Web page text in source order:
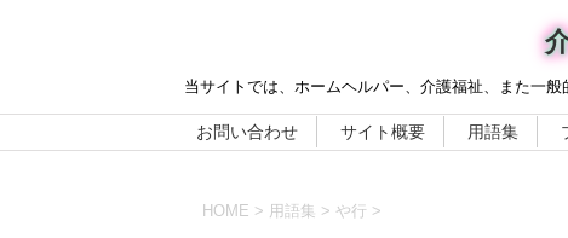
当サイトでは、ホームヘルパー、介護福祉、また一
お問い合わせ サイト概要 用語集
HOME > 用語集 > や行 >